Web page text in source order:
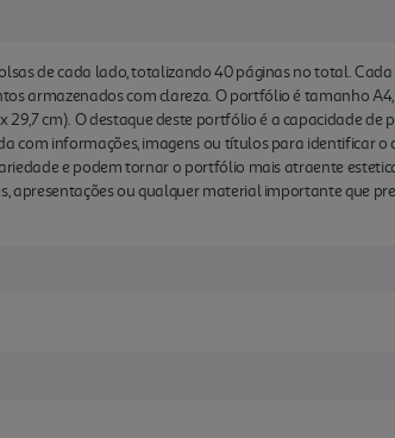
de cada lado, totalizando 40 páginas no total.
armazenados com clareza. O portfólio é tamanho
cm). O destaque deste portfólio é a capacidade de
com informações, imagens ou títulos para identificar
e podem tornar o portfólio mais atraente
apresentações ou qualquer material importante que